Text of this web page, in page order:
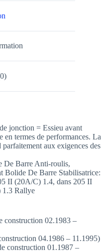
jonction = Essieu avant
en termes de performances. La
aux exigences des
De Barre Anti-roulis,
Bolide De Barre Stabilisatrice:
II (20A/C) 1.4, dans 205 II
Rallye
construction 02.1983 –
04.1986 – 11.1995)
construction 01.1987 –